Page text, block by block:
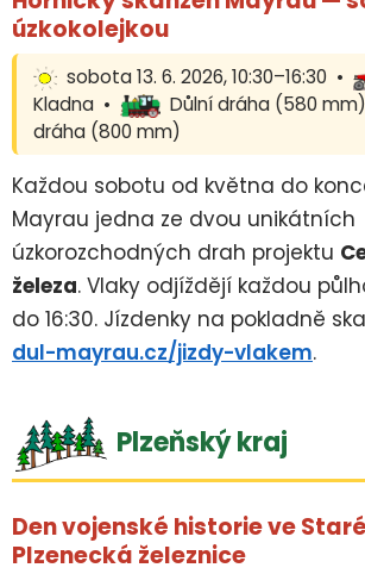
úzkokolejkou
sobota 13. 6. 2026, 10:30–16:30 •
Kladna •
Důlní dráha (580
dráha (800 mm)
Každou sobotu od května do
Mayrau jedna ze dvou unikátních
úzkorozchodných drah projektu
železa. Vlaky odjíždějí každou
do 16:30. Jízdenky na pokladně
dul-mayrau.cz/jizdy-vlakem.
Plzeňský kraj
Den vojenské historie ve
Plzenecká železnice